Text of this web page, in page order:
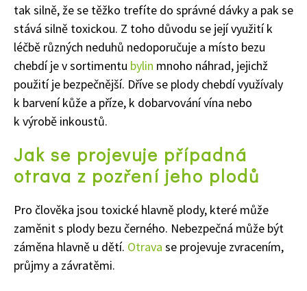
Naše krásná zahrada
tak silně, že se těžko trefíte do správné dávky a pak se
stává silně toxickou. Z toho důvodu se její využití k
léčbě různých neduhů nedoporučuje a místo bezu
chebdí je v sortimentu bylin mnoho náhrad, jejichž
použití je bezpečnější. Dříve se plody chebdí využívaly
k barvení kůže a příze, k dobarvování vína nebo
k výrobě inkoustů.
Jak se projevuje případná
otrava z pozření jeho plodů
Pro člověka jsou toxické hlavně plody, které může
zaměnit s plody bezu černého. Nebezpečná může být
záměna hlavně u dětí. Otrava se projevuje zvracením,
průjmy a závratěmi.